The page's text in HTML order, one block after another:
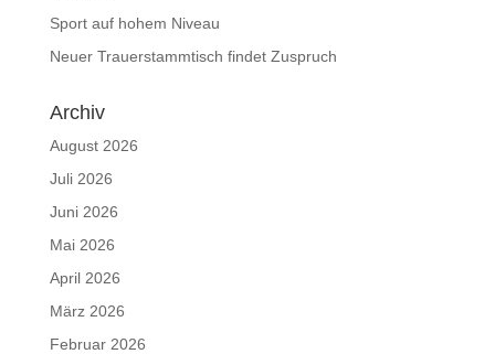
Sport auf hohem Niveau
Neuer Trauerstammtisch findet Zuspruch
Archiv
August 2026
Juli 2026
Juni 2026
Mai 2026
April 2026
März 2026
Februar 2026